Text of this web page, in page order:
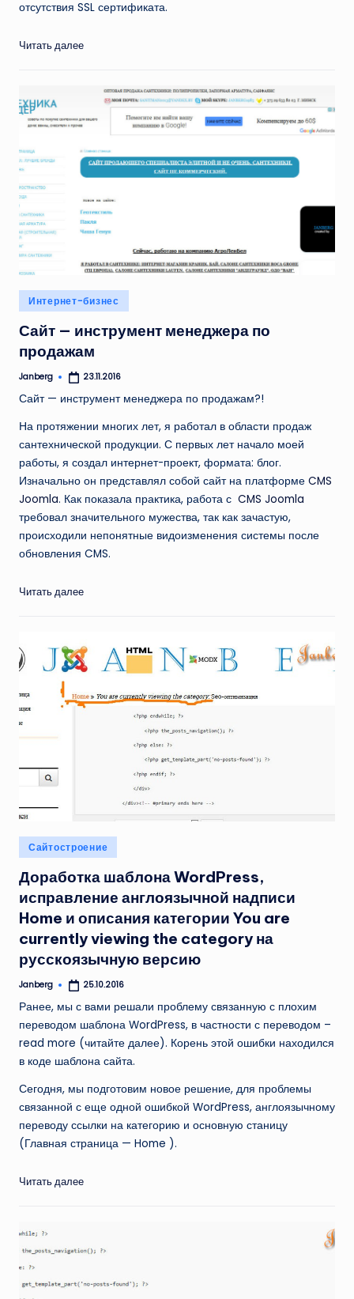
отсутствия SSL сертификата.
Читать далее
Опубликовано
в
Интернет-бизнес
Сайт — инструмент менеджера по
продажам
Запись
Janberg 23.11.2016
Сайт — инструмент менеджера по продажам?!
На протяжении многих лет, я работал в области продаж
сантехнической продукции. С первых лет начало моей
работы, я создал интернет-проект, формата: блог.
Изначально он представлял собой сайт на платформе CMS
Joomla. Как показала практика, работа с CMS Joomla
требовал значительного мужества, так как зачастую,
происходили непонятные видоизменения системы после
обновления CMS.
Читать далее
Опубликовано
в
Сайтостроение
Доработка шаблона WordPress,
исправление англоязычной надписи
Home и описания категории You are
currently viewing the category на
русскоязычную версию
Запись
Janberg 25.10.2016
Ранее, мы с вами решали проблему связанную с плохим
переводом шаблона WordPress, в частности с переводом –
read more (читайте далее). Корень этой ошибки находился
в коде шаблона сайта.
Сегодня, мы подготовим новое решение, для проблемы
связанной с еще одной ошибкой WordPress, англоязычному
переводу ссылки на категорию и основную станицу
(Главная страница — Home ).
Читать далее